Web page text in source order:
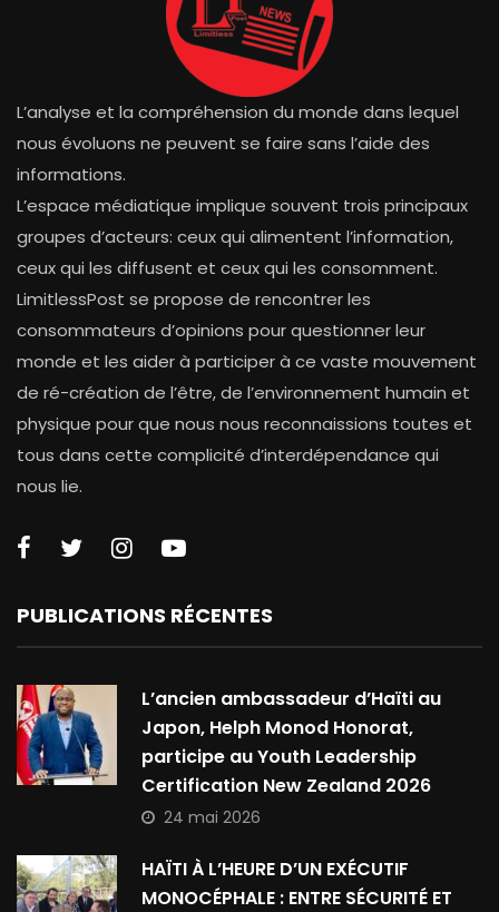
L’analyse et la compréhension du monde dans lequel
nous évoluons ne peuvent se faire sans l’aide des
informations.
L’espace médiatique implique souvent trois principaux
groupes d’acteurs: ceux qui alimentent l’information,
ceux qui les diffusent et ceux qui les consomment.
LimitlessPost se propose de rencontrer les
consommateurs d’opinions pour questionner leur
monde et les aider à participer à ce vaste mouvement
de ré-création de l’être, de l’environnement humain et
physique pour que nous nous reconnaissions toutes et
tous dans cette complicité d’interdépendance qui
nous lie.
PUBLICATIONS RÉCENTES
L’ancien ambassadeur d’Haïti au
Japon, Helph Monod Honorat,
participe au Youth Leadership
Certification New Zealand 2026
24 mai 2026
HAÏTI À L’HEURE D’UN EXÉCUTIF
MONOCÉPHALE : ENTRE SÉCURITÉ ET